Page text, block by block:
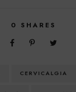
0 SHARES
CERVICALGIA